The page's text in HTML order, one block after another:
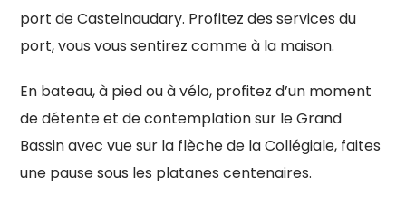
port de Castelnaudary. Profitez des services du
port, vous vous sentirez comme à la maison.
En bateau, à pied ou à vélo, profitez d’un moment
de détente et de contemplation sur le Grand
Bassin avec vue sur la flèche de la Collégiale, faites
une pause sous les platanes centenaires.